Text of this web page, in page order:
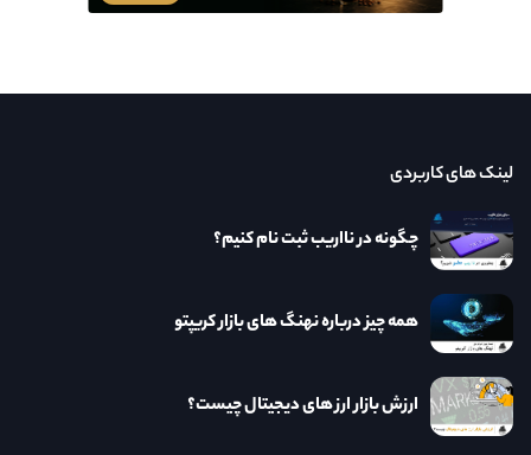
لینک های کاربردی
چگونه در نااریب ثبت نام کنیم؟
همه چیز درباره نهنگ های بازار کریپتو
ارزش بازار ارز های دیجیتال چیست؟